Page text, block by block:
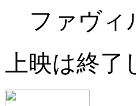
ファヴィ
上映は終了